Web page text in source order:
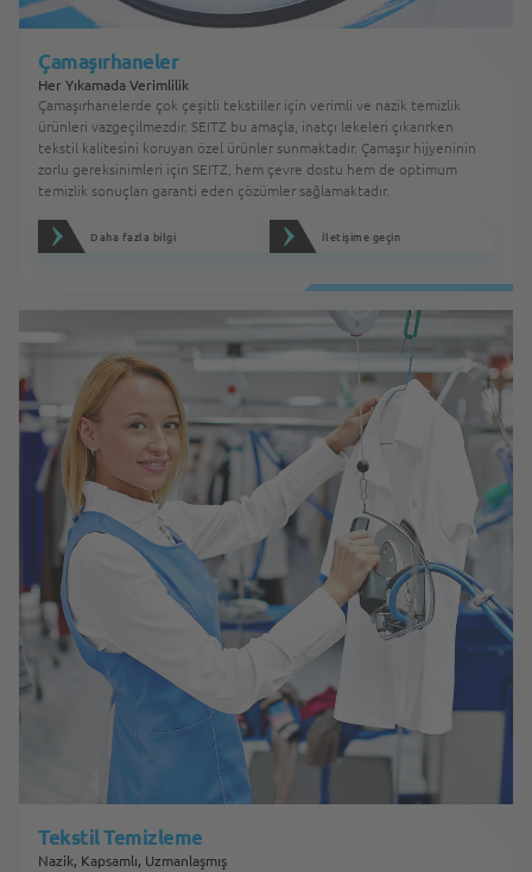
Çamaşırhaneler
Her Yıkamada Verimlilik
Çamaşırhanelerde çok çeşitli tekstiller için verimli ve nazik temizlik
ürünleri vazgeçilmezdir. SEITZ bu amaçla, inatçı lekeleri çıkarırken
tekstil kalitesini koruyan özel ürünler sunmaktadır. Çamaşır hijyeninin
zorlu gereksinimleri için SEITZ, hem çevre dostu hem de optimum
temizlik sonuçları garanti eden çözümler sağlamaktadır.
Daha fazla bilgi İletişime geçin
Tekstil Temizleme
Nazik, Kapsamlı, Uzmanlaşmış